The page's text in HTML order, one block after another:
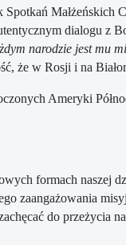
Małżeńskich
dialogu z
narodzie jest mu
że w Rosji i na
Ameryki
formach naszej
zaangażowania
do przeżycia